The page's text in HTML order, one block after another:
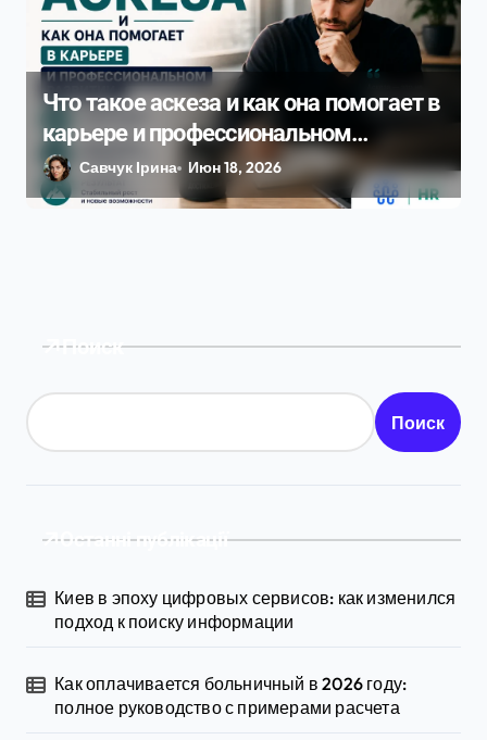
Что такое аскеза и как она помогает в
карьере и профессиональном
развитии
Савчук Ірина Июн 18, 2026
Поиск
Поиск
Останні публікації
Киев в эпоху цифровых сервисов: как изменился
подход к поиску информации
Как оплачивается больничный в 2026 году:
полное руководство с примерами расчета